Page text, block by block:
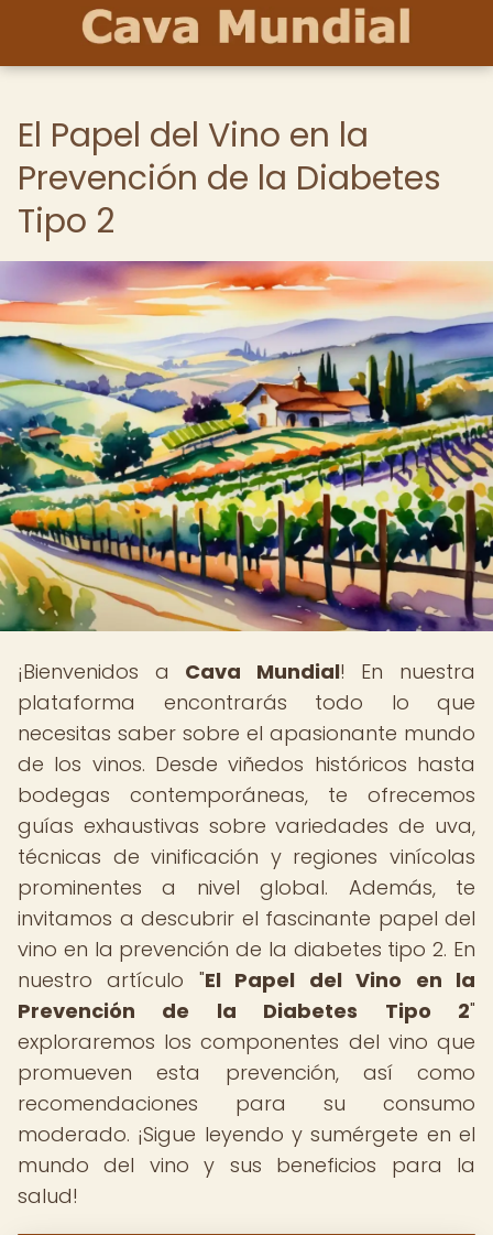
El Papel del Vino en la
Prevención de la Diabetes
Tipo 2
¡Bienvenidos a Cava Mundial! En nuestra
plataforma encontrarás todo lo que
necesitas saber sobre el apasionante mundo
de los vinos. Desde viñedos históricos hasta
bodegas contemporáneas, te ofrecemos
guías exhaustivas sobre variedades de uva,
técnicas de vinificación y regiones vinícolas
prominentes a nivel global. Además, te
invitamos a descubrir el fascinante papel del
vino en la prevención de la diabetes tipo 2. En
nuestro artículo "El Papel del Vino en la
Prevención de la Diabetes Tipo 2"
exploraremos los componentes del vino que
promueven esta prevención, así como
recomendaciones para su consumo
moderado. ¡Sigue leyendo y sumérgete en el
mundo del vino y sus beneficios para la
salud!